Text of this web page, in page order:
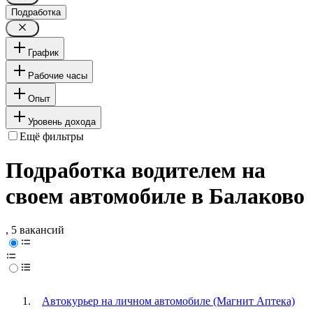
Подработка
График
Рабочие часы
Опыт
Уровень дохода
Ещё фильтры
Подработка водителем на
своем автомобиле в Балаково
, 5 вакансий
Автокурьер на личном автомобиле (Магнит Аптека)